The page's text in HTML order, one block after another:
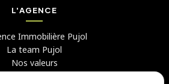
L'AGENCE
Immobilière Pujol
La team Pujol
Nos valeurs